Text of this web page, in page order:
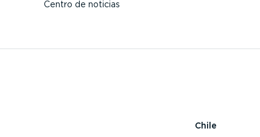
Centro de noticias
Chile